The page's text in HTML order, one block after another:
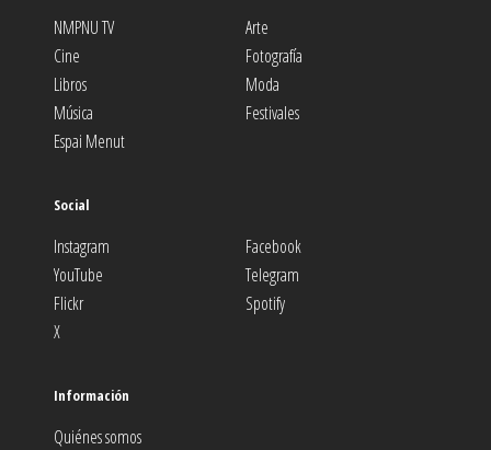
NMPNU TV
Arte
Cine
Fotografía
Libros
Moda
Música
Festivales
Espai Menut
Social
Instagram
Facebook
YouTube
Telegram
Flickr
Spotify
X
Información
Quiénes somos